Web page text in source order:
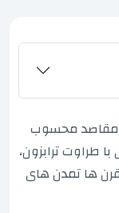
مقاصد محسوب
طراوت ترابزون،
ها تمدن های